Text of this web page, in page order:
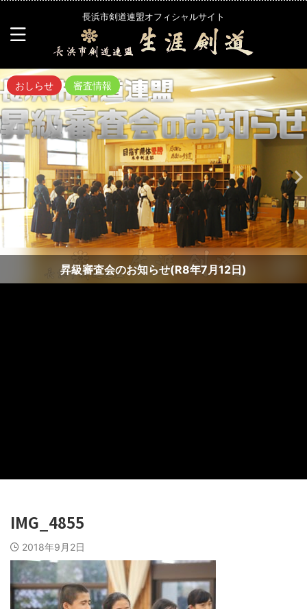
長浜市剣道連盟オフィシャルサイト
おしらせ 審査情報
昇級審査会のお知らせ(R8年7月12日)
IMG_4855
2018年9月2日